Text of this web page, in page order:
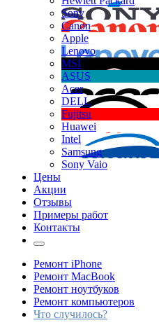
Sony
Canon
Apple
Lenovo
MSI
ASUS
Acer
DELL
Fujitsu
Huawei
Intel
Samsung
Sony Vaio
Цены
Акции
Отзывы
Примеры работ
Контакты
Ремонт iPhone
Ремонт MacBook
Ремонт ноутбуков
Ремонт компьютеров
Что случилось?